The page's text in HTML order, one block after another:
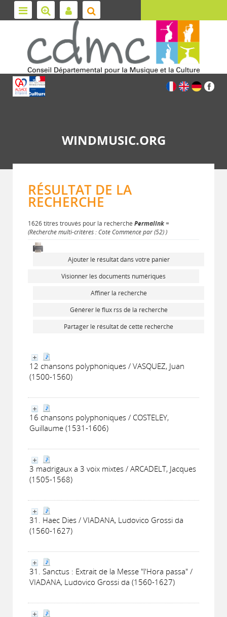
WINDMUSIC.ORG
RÉSULTAT DE LA
RECHERCHE
1626 titres trouvés pour la recherche Permalink=
(Recherche multi-critères : Cote Commence par (52) )
Ajouter le résultat dans votre panier
Visionner les documents numériques
Affiner la recherche
Générer le flux rss de la recherche
Partager le résultat de cette recherche
12 chansons polyphoniques / VASQUEZ, Juan
(1500-1560)
16 chansons polyphoniques / COSTELEY,
Guillaume (1531-1606)
3 madrigaux a 3 voix mixtes / ARCADELT, Jacques
(1505-1568)
31. Haec Dies / VIADANA, Ludovico Grossi da
(1560-1627)
31. Sanctus : Extrait de la Messe "l'Hora passa" /
VIADANA, Ludovico Grossi da (1560-1627)